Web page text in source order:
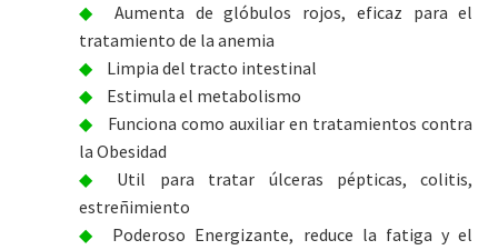
Aumenta de glóbulos rojos, eficaz para el
tratamiento de la anemia
Limpia del tracto intestinal
Estimula el metabolismo
Funciona como auxiliar en tratamientos contra
la Obesidad
Util para tratar úlceras pépticas, colitis,
estreñimiento
Poderoso Energizante, reduce la fatiga y el